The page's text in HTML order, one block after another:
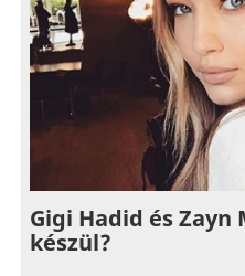
Gigi Hadid és
készül?